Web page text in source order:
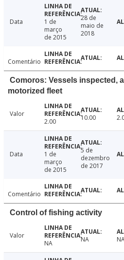
Data
1 de
março
de 2015
28 de
maio de
2018
Comentário
Comoros: Vessels inspected,
motorized fleet
Valor
2.00
10.00
Data
1 de
março
de 2015
5 de
dezembro
de 2017
Comentário
Control of fishing activity
Valor
NA
NA